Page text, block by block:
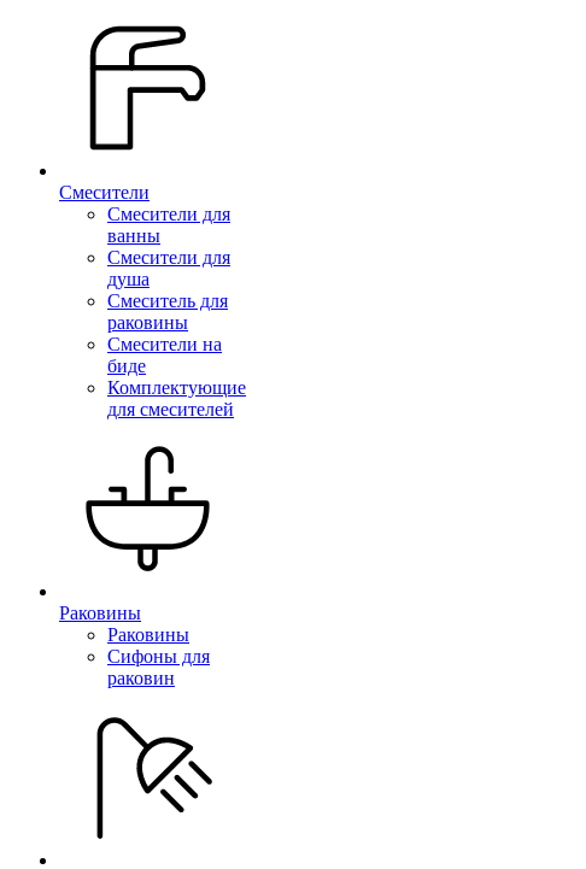
Смесители
Смесители для
ванны
Смесители для
душа
Смеситель для
раковины
Смесители на
биде
Комплектующие
для смесителей
Раковины
Раковины
Сифоны для
раковин